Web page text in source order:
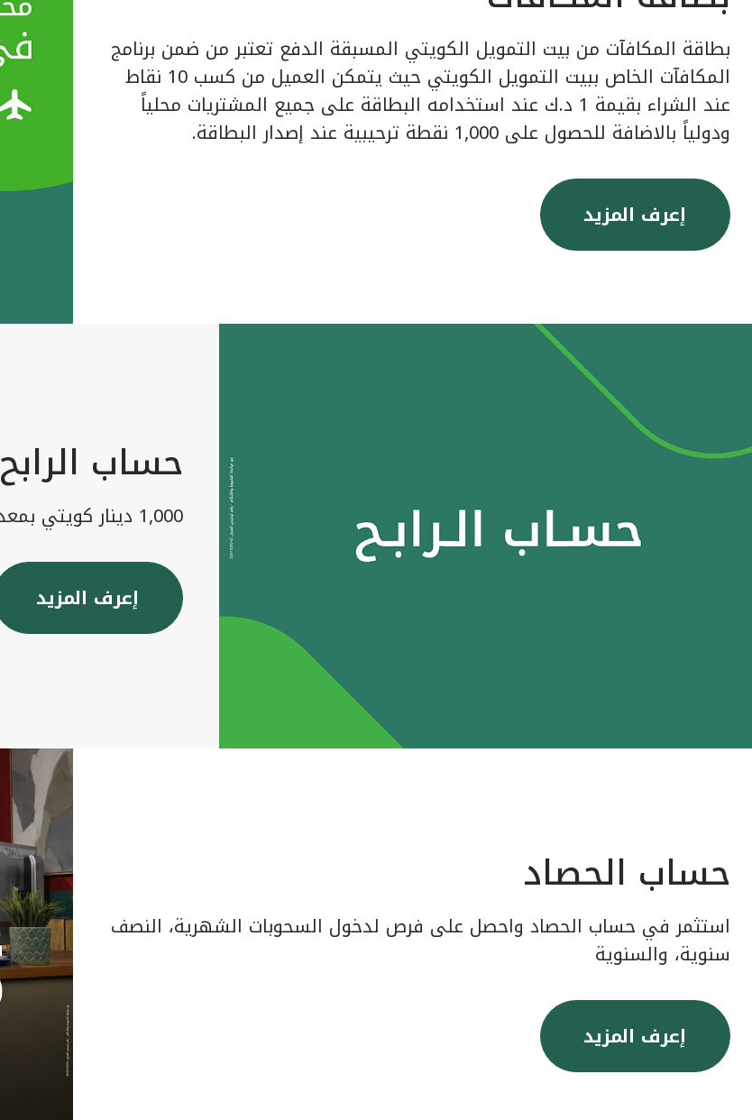
بطاقة المكافآت من بيت التمويل الكويتي المسبقة الدفع تعتبر من ضمن برنامج
المكافآت الخاص ببيت التمويل الكويتي حيث يتمكن العميل من كسب 10 نقاط
عند الشراء بقيمة 1 د.ك عند استخدامه البطاقة على جميع المشتريات محلياً
ودولياً بالاضافة للحصول على 1,000 نقطة ترحيبية عند إصدار البطاقة.
إعرف المزيد
حساب الرابح
1,000 دينار كويتي بمعدل 30 رابح شهريا
إعرف المزيد
حساب الحصاد
استثمر في حساب الحصاد واحصل على فرص لدخول السحوبات الشهرية، النصف
سنوية، والسنوية
إعرف المزيد